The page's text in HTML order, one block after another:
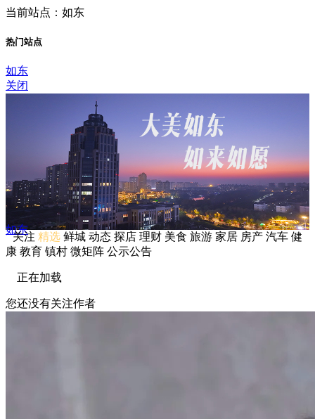
当前站点：如东
热门站点
如东
关闭
如东
关注 精选 鲜城 动态 探店 理财 美食 旅游 家居 房产 汽车 健
康 教育 镇村 微矩阵 公示公告
正在加载
您还没有关注作者